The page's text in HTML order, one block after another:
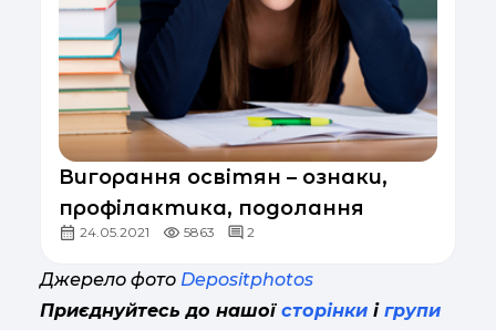
Вигорання освітян – ознаки,
профілактика, подолання
24.05.2021 5863 2
Джерело фото Depositphotos
Приєднуйтесь до нашої сторінки і групи